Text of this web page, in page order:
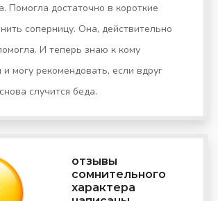
Помогла достаточно в короткие
соперницу. Она, действительно
И теперь знаю к кому
могу рекомендовать, если вдруг
случится беда.
отзывы
сомнительного
характера